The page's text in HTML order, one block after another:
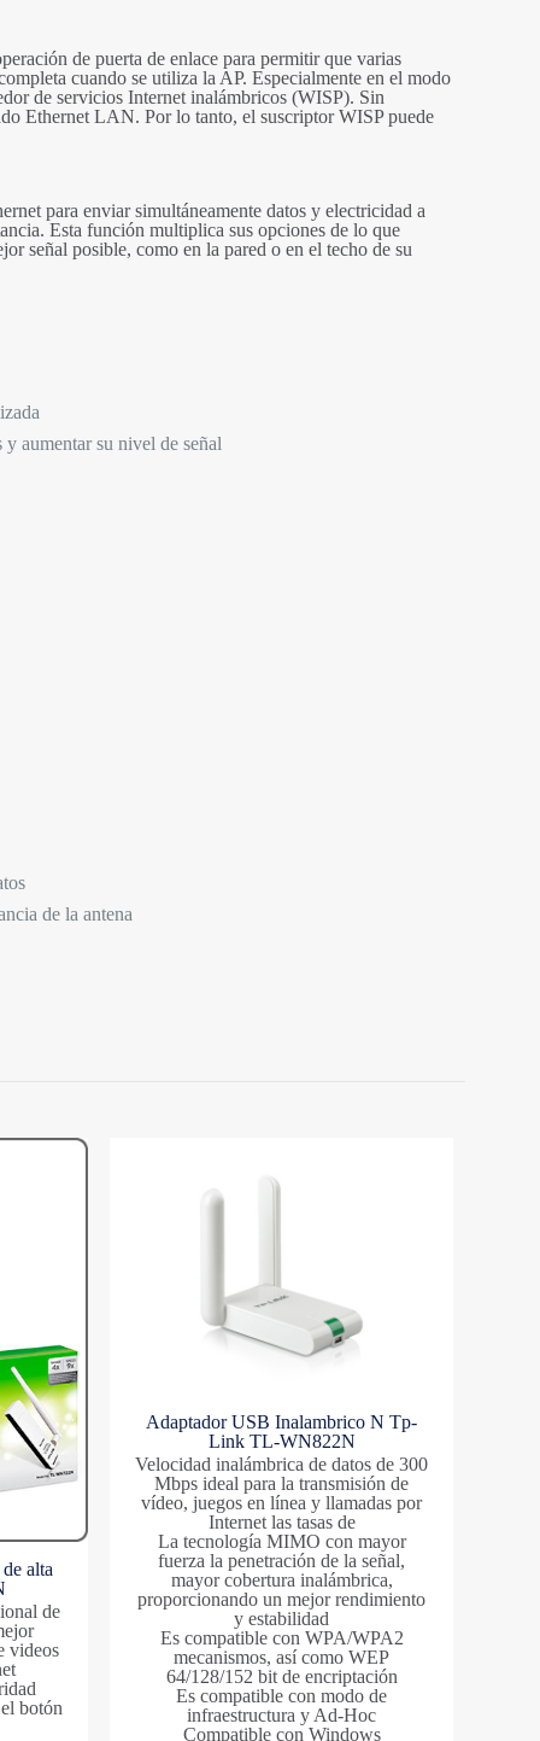
de puerta de enlace para permitir que varias
cuando se utiliza la AP. Especialmente en el modo
de servicios Internet inalámbricos (WISP). Sin
Ethernet LAN. Por lo tanto, el suscriptor WISP puede
para enviar simultáneamente datos y electricidad a
Esta función multiplica sus opciones de lo que
señal posible, como en la pared o en el techo de su
aumentar su nivel de señal
de la antena
alta
de
videos
botón
Adaptador USB Inalambrico N Tp-
Link TL-WN822N
Velocidad inalámbrica de datos de 300
Mbps ideal para la transmisión de
vídeo, juegos en línea y llamadas por
Internet las tasas de
La tecnología MIMO con mayor
fuerza la penetración de la señal,
mayor cobertura inalámbrica,
proporcionando un mejor rendimiento
y estabilidad
Es compatible con WPA/WPA2
mecanismos, así como WEP
64/128/152 bit de encriptación
Es compatible con modo de
infraestructura y Ad-Hoc
Compatible con Windows